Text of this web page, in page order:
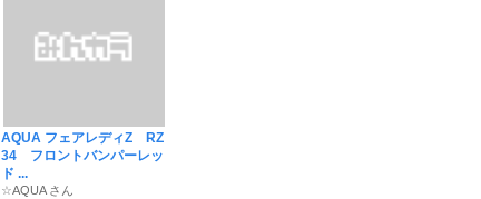
AQUA フェアレディZ RZ
34 フロントバンパーレッ
ド ...
☆AQUA さん